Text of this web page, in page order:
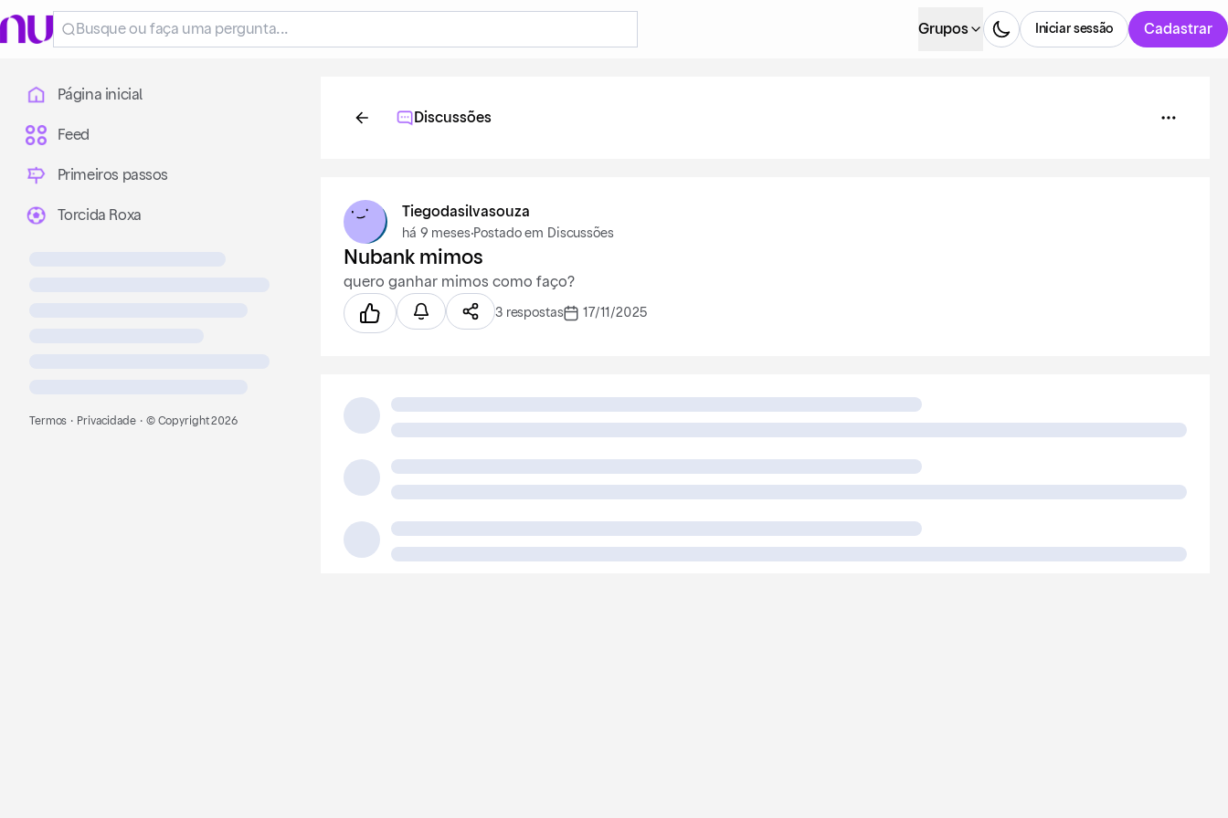
Grupos Cadastrar
Iniciar sessão
Página inicial
Feed
Primeiros passos
Torcida Roxa
Termos · Privacidade · © Copyright2026
Discussões
Tiegodasilvasouza
há 9 meses·Postado em Discussões
Nubank mimos
quero ganhar mimos como faço?
3 respostas 17/11/2025